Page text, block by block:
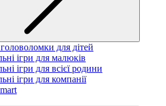
для дітей
ігри для малюків
ігри для всієї родини
ігри для компанії